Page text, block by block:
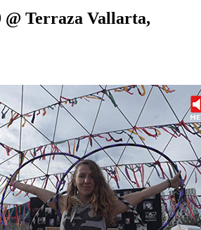
@ Terraza Vallarta,